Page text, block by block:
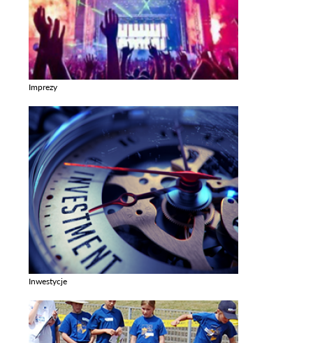
Imprezy
Inwestycje